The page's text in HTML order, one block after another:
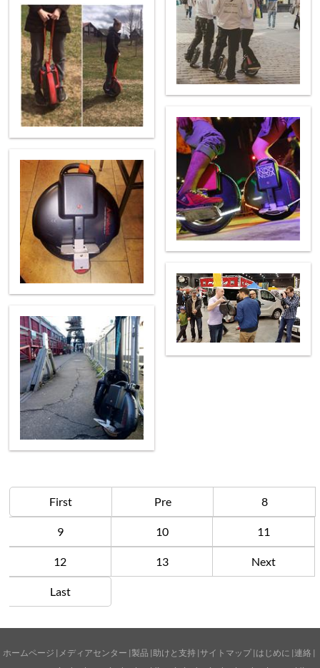
First Pre 8
9 10 11
12 13 Next
Last
ホームページ | メディアセンター |製品 |助けと支持 |サイトマップ | はじめに |連絡 |